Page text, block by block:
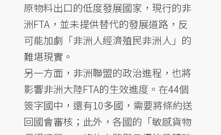
原物料出口的低度發展國家，現行的非
洲FTA，並未提供替代的發展道路，反
可能加劇「非洲人經濟殖民非洲人」的
難堪現實。
另一方面，非洲聯盟的政治進程，也將
影響非洲大陸FTA的生效進度。在44個
簽字國中，還有10多國，需要將條約送
回國會審核；此外，各國的「敏感貨物